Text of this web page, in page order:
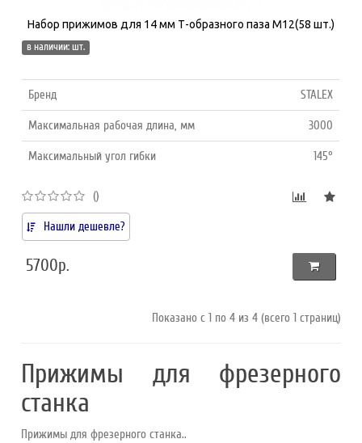
Набор прижимов для 14 мм Т-образного паза М12(58 шт.)
в наличии: шт.
Бренд STALEX
Максимальная рабочая длина, мм 3000
Максимальный угол гибки 145°
()
Нашли дешевле?
5700р.
Показано с 1 по 4 из 4 (всего 1 страниц)
Прижимы для фрезерного
станка
Прижимы для фрезерного станка..